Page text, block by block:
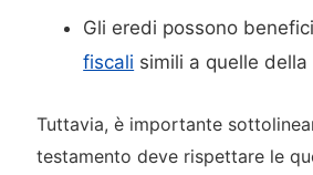
Gli eredi possono
fiscali simili a quelle
Tuttavia, è importante
testamento deve rispettare le